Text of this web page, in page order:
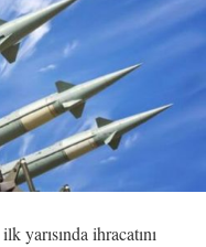
yarısında ihracatını